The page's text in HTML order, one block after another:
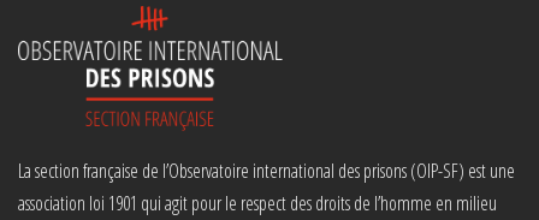
La section française de l’Observatoire international des prisons (OIP-SF) est une
association loi 1901 qui agit pour le respect des droits de l’homme en milieu